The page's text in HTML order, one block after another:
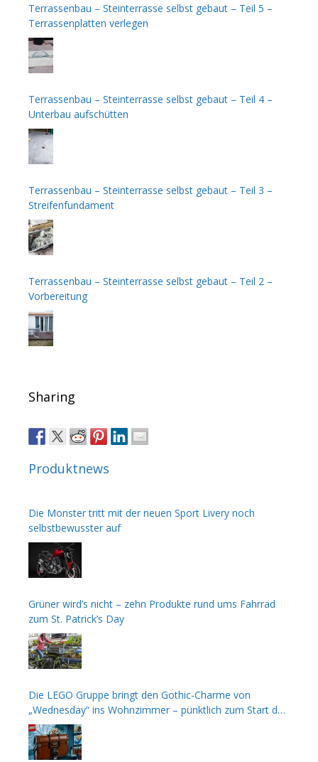
Terrassenbau – Steinterrasse selbst gebaut – Teil 5 –
Terrassenplatten verlegen
Terrassenbau – Steinterrasse selbst gebaut – Teil 4 –
Unterbau aufschütten
Terrassenbau – Steinterrasse selbst gebaut – Teil 3 –
Streifenfundament
Terrassenbau – Steinterrasse selbst gebaut – Teil 2 –
Vorbereitung
Sharing
Produktnews
Die Monster tritt mit der neuen Sport Livery noch
selbstbewusster auf
Grüner wird’s nicht – zehn Produkte rund ums Fahrrad
zum St. Patrick’s Day
Die LEGO Gruppe bringt den Gothic-Charme von
„Wednesday“ ins Wohnzimmer – pünktlich zum Start der
zweiten Staffel